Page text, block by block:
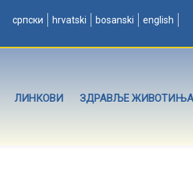
српски hrvatski bosanski english
ЛИНКОВИ ЗДРАВЉЕ ЖИВОТИЊА